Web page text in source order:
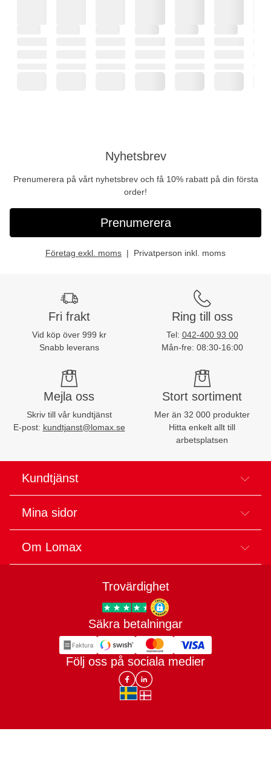
Nyhetsbrev
Prenumerera på vårt nyhetsbrev och få 10% rabatt på din första
order!
Prenumerera
Företag exkl. moms Privatperson inkl. moms
Fri frakt
Vid köp över 999 kr
Snabb leverans
Ring till oss
Tel: 042-400 93 00
Mån-fre: 08:30-16:00
Mejla oss
Skriv till vår kundtjänst
E-post: kundtjanst@lomax.se
Stort sortiment
Mer än 32 000 produkter
Hitta enkelt allt till
arbetsplatsen
Kundtjänst
Mina sidor
Om Lomax
Trovärdighet
Trygg E-handel
Säkra betalningar
Följ oss på sociala medier
Lomax DK Facebook
Lomax SE LinkIn
sv-SEda-DK